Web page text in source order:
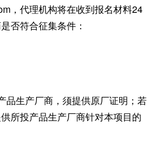
，代理机构将在收到报名材料24
否符合征集条件：
品生产厂商，须提供原厂证明；若
所投产品生产厂商针对本项目的